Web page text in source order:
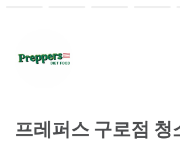
프레퍼스 구로점 청